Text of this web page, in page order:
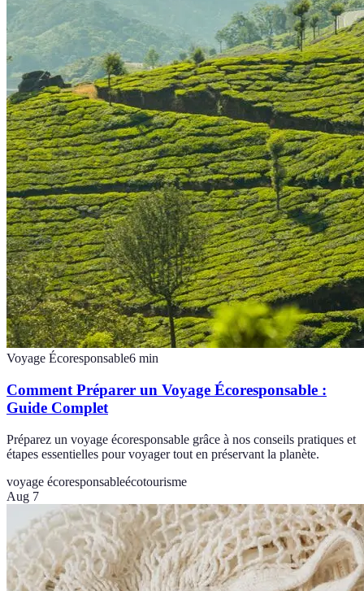
Voyage Écoresponsable6 min
Comment Préparer un Voyage Écoresponsable :
Guide Complet
Préparez un voyage écoresponsable grâce à nos conseils pratiques et
étapes essentielles pour voyager tout en préservant la planète.
voyage écoresponsableécotourisme
Aug 7